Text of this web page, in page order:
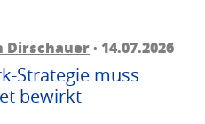
Dirschauer· 14.07.2026
Strategie muss
bewirkt